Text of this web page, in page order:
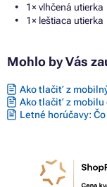
1× vlhčená utierka
1× leštiaca utierka
Mohlo by Vás
Ako tlačiť z
Ako tlačiť z mobilu
Letné horúčavy: